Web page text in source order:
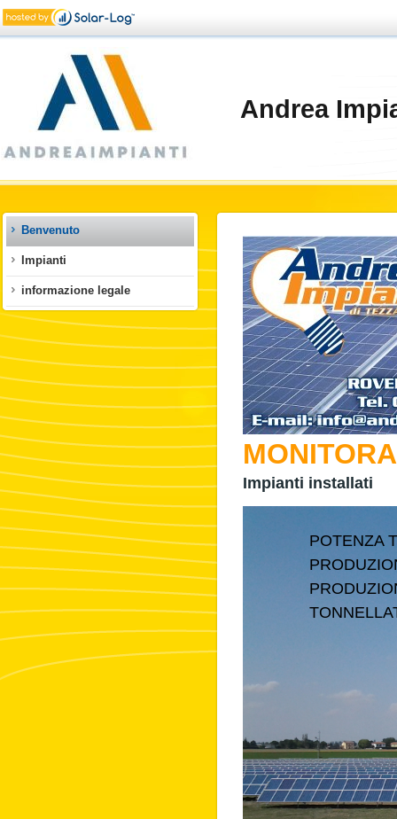
Andrea
Benvenuto
Impianti
informazione legale
Impianti installati
POTENZA